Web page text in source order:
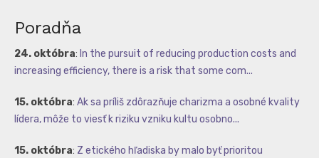
Poradňa
24. októbra: In the pursuit of reducing production costs and
increasing efficiency, there is a risk that some com...
15. októbra: Ak sa príliš zdôrazňuje charizma a osobné kvality
lídera, môže to viesť k riziku vzniku kultu osobno...
15. októbra: Z etického hľadiska by malo byť prioritou